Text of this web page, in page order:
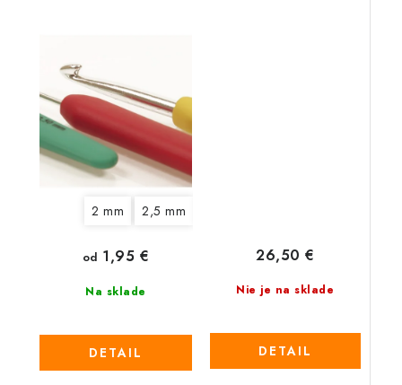
2 mm 2,5 mm
Na sklade
od 1,95 €
DETAIL
Nie je na sklade
26,50 €
DETAIL